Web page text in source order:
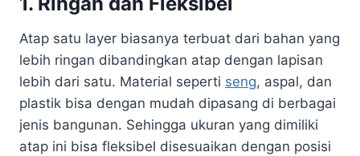
Atap satu layer biasanya terbuat dari bahan yang
lebih ringan dibandingkan atap dengan lapisan
lebih dari satu. Material seperti seng, aspal, dan
plastik bisa dengan mudah dipasang di berbagai
jenis bangunan. Sehingga ukuran yang dimiliki
atap ini bisa fleksibel disesuaikan dengan posisi